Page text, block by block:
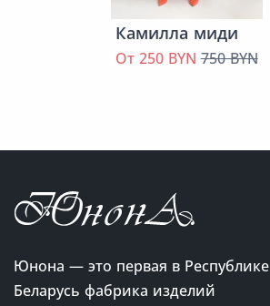
Камилла миди
От 250 BYN 750 BYN
Юнона — это первая в Республике
Беларусь фабрика изделий